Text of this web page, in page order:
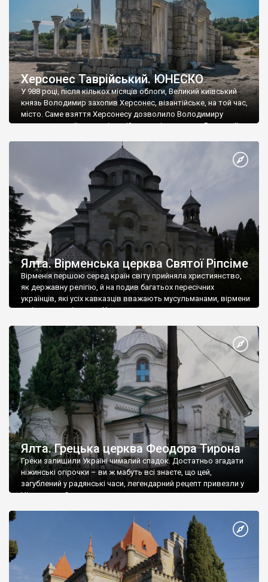
Херсонес Таврійський. ЮНЕСКО
У 988 році, після кількох місяців облоги, Великий київський
князь Володимир захопив Херсонес, візантійське, на той час,
місто. Саме взяття Херсонесу дозволило Володимиру
диктувати свої умови візантійському імператору Василю ІІ, та
Херсонесі Володимир-язичник, став Василем-християнином.
А потім було Хрещення Русі. На честь Херсонесу Таврійського
Ялта. Вірменська церква Святої Ріпсіме
Вірменія першою серед країн світу прийняла християнство,
як державну релігію, й на подив багатьох пересічних
українців, які усіх кавказців вважають мусульманами, вірмени
є відданими вірянами Христа
Ялта. Грецька церква Феодора Тирона
Греки залишили Україні чималий спадок. Достатньо згадати
ніжинські огірочки – ви ж мабуть всі знаєте, що цей,
загублений у радянські часи, легендарний рецепт привезли у
Ніжин греки?